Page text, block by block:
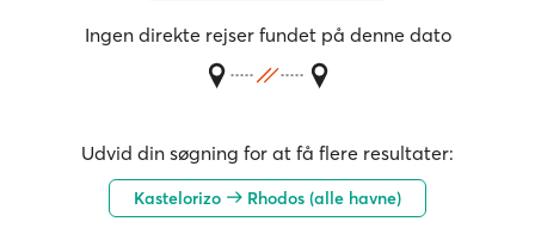
Ingen direkte rejser fundet på denne dato
Udvid din søgning for at få flere resultater:
Kastelorizo Rhodos (alle havne)